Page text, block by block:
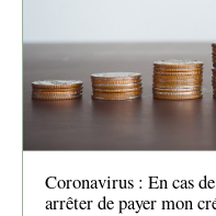
Coronavirus : En cas
arrêter de payer mon